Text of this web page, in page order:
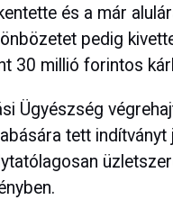
és a már
pedig
30 millió forintos
Ügyészség
tett